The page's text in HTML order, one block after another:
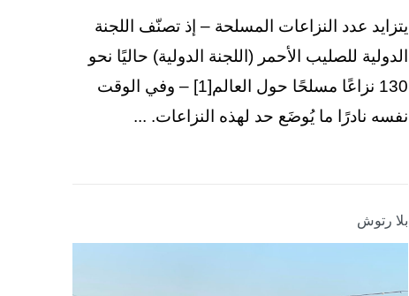
يتزايد عدد النزاعات المسلحة – إذ تصنّف اللجنة
الدولية للصليب الأحمر (اللجنة الدولية) حاليًا نحو
130 نزاعًا مسلحًا حول العالم[1] – وفي الوقت
نفسه نادرًا ما يُوضَع حد لهذه النزاعات. ...
بلا رتوش